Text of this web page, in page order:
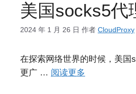
美国socks5代
2024 年 1 月 26 日 作者 CloudProxy
在探索网络世界的时候，美国
更广 … 阅读更多